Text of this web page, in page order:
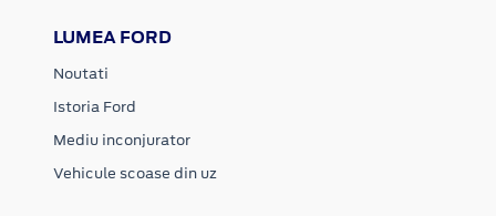
LUMEA FORD
Noutati
Istoria Ford
Mediu inconjurator
Vehicule scoase din uz